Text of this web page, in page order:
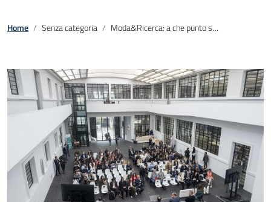
Home Senza categoria Moda&Ricerca: a che punto siamo?